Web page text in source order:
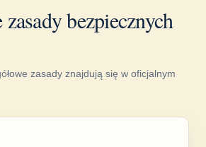
bezpiecznych
zasady znajdują się w oficjalnym